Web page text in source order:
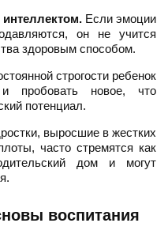
Если эмоции
он не учится
здоровым способом.
строгости ребенок
и пробовать новое, что
потенциал.
выросшие в жестких
часто стремятся как
дом и могут
воспитания